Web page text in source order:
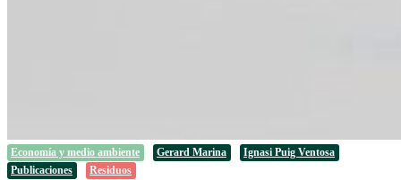
Economía y medio ambiente Gerard Marina
Ignasi Puig Ventosa
Publicaciones
Residuos